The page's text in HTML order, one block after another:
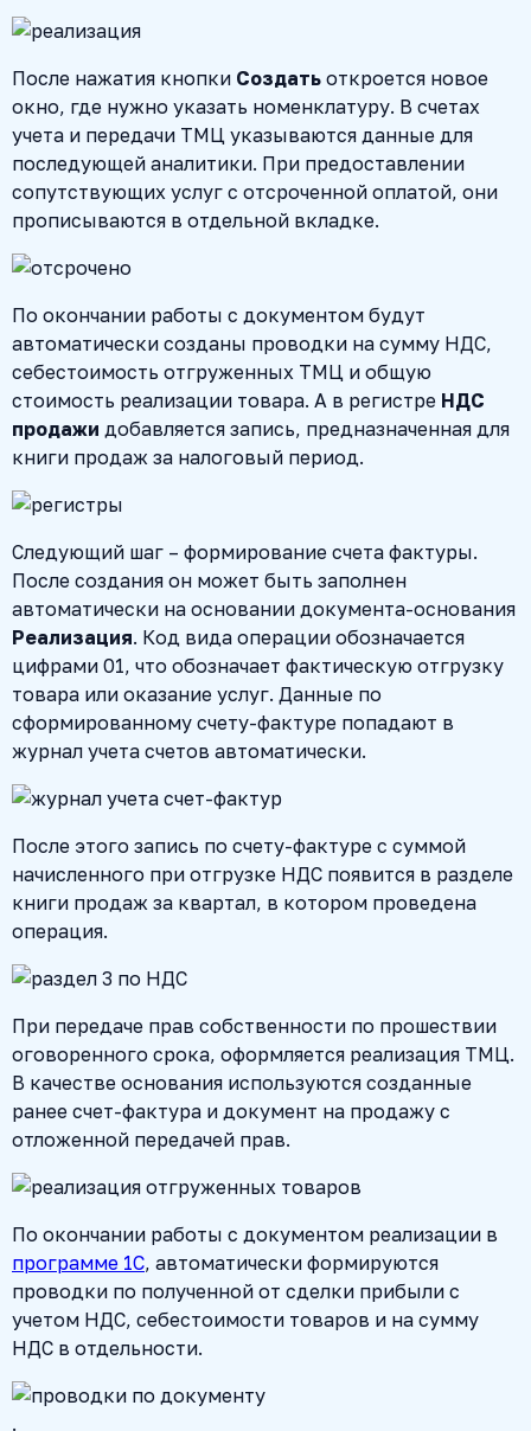
После нажатия кнопки Создать откроется новое
окно, где нужно указать номенклатуру. В счетах
учета и передачи ТМЦ указываются данные для
последующей аналитики. При предоставлении
сопутствующих услуг с отсроченной оплатой, они
прописываются в отдельной вкладке.
По окончании работы с документом будут
автоматически созданы проводки на сумму НДС,
себестоимость отгруженных ТМЦ и общую
стоимость реализации товара. А в регистре НДС
продажи добавляется запись, предназначенная для
книги продаж за налоговый период.
Следующий шаг – формирование счета фактуры.
После создания он может быть заполнен
автоматически на основании документа-основания
Реализация. Код вида операции обозначается
цифрами 01, что обозначает фактическую отгрузку
товара или оказание услуг. Данные по
сформированному счету-фактуре попадают в
журнал учета счетов автоматически.
После этого запись по счету-фактуре с суммой
начисленного при отгрузке НДС появится в разделе
книги продаж за квартал, в котором проведена
операция.
При передаче прав собственности по прошествии
оговоренного срока, оформляется реализация ТМЦ.
В качестве основания используются созданные
ранее счет-фактура и документ на продажу с
отложенной передачей прав.
По окончании работы с документом реализации в
программе 1C, автоматически формируются
проводки по полученной от сделки прибыли с
учетом НДС, себестоимости товаров и на сумму
НДС в отдельности.
.